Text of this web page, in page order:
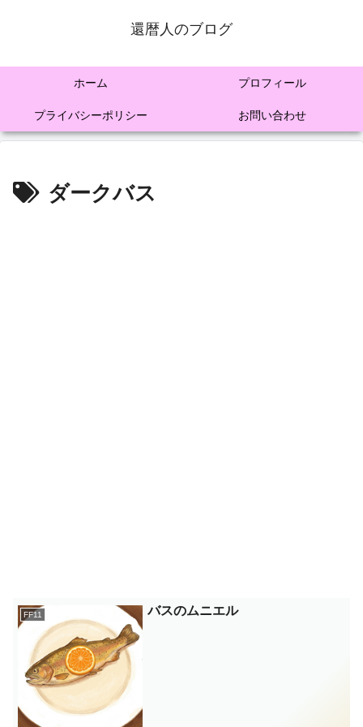
還暦人のブログ
ホーム プロフィール
プライバシーポリシー お問い合わせ
ダークバス
FF11 バスのムニエル